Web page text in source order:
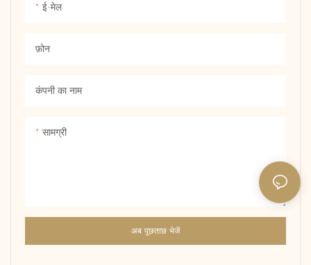
ई-मेल
फ़ोन
कंपनी का नाम
सामग्री
अब पूछताछ भेजें